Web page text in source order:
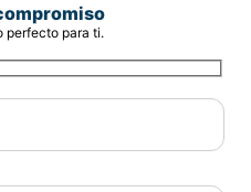
perfecto para ti.